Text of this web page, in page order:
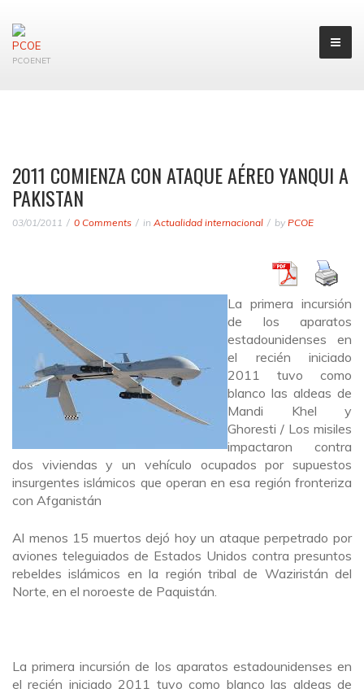
PCOENET
2011 COMIENZA CON ATAQUE AÉREO YANQUI A
PAKISTAN
03/01/2011 0 Comments in Actualidad internacional by PCOE
La primera incursión
de los aparatos
estadounidenses en
el recién iniciado
2011 tuvo como
blanco las aldeas de
Mandi Khel y
Ghoresti / Los misiles
impactaron contra
dos viviendas y un vehículo ocupados por supuestos
insurgentes islámicos que operan en esa región fronteriza
con Afganistán
Al menos 15 muertos dejó hoy un ataque perpetrado por
aviones teleguiados de Estados Unidos contra presuntos
rebeldes islámicos en la región tribal de Waziristán del
Norte, en el noroeste de Paquistán.
La primera incursión de los aparatos estadounidenses en
el recién iniciado 2011 tuvo como blanco las aldeas de